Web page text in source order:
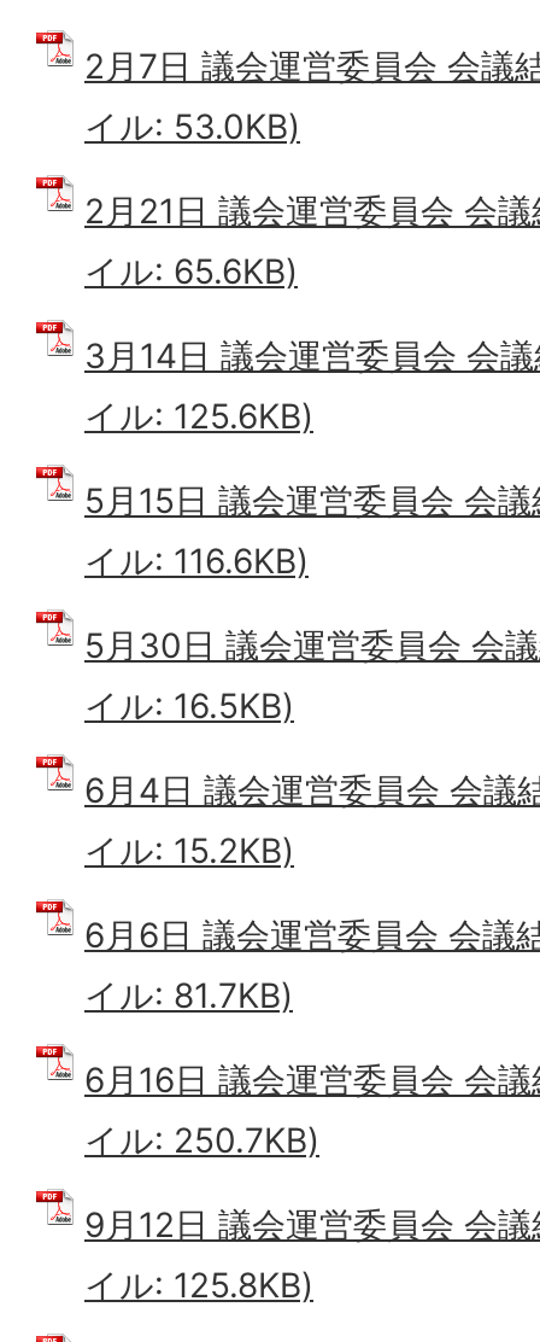
2月7日 議会運営委員会 会議
イル: 53.0KB)
2月21日 議会運営委員会 会
イル: 65.6KB)
3月14日 議会運営委員会 会
イル: 125.6KB)
5月15日 議会運営委員会 会
イル: 116.6KB)
5月30日 議会運営委員会 会
イル: 16.5KB)
6月4日 議会運営委員会 会議
イル: 15.2KB)
6月6日 議会運営委員会 会議
イル: 81.7KB)
6月16日 議会運営委員会 会
イル: 250.7KB)
9月12日 議会運営委員会 会
イル: 125.8KB)